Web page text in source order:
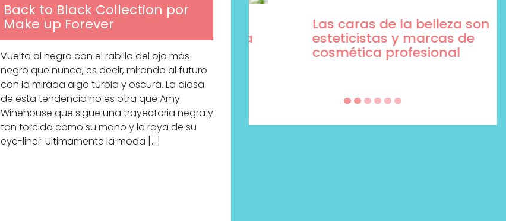
Back to Black Collection por
Make up Forever
Vuelta al negro con el rabillo del ojo más
negro que nunca, es decir, mirando al futuro
con la mirada algo turbia y oscura. La diosa
de esta tendencia no es otra que Amy
Winehouse que sigue una trayectoria negra y
tan torcida como su moño y la raya de su
eye-liner. Ultimamente la moda […]
Labeau Organic continúa
apostando por la cosmética
del bienestar
Las caras de la belleza son
esteticistas y marcas de
cosmética profesional